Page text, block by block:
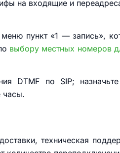
на входящие и
пункт «1 — запись»,
выбору местных номеров
DTMF по SIP;
часы.
техническая